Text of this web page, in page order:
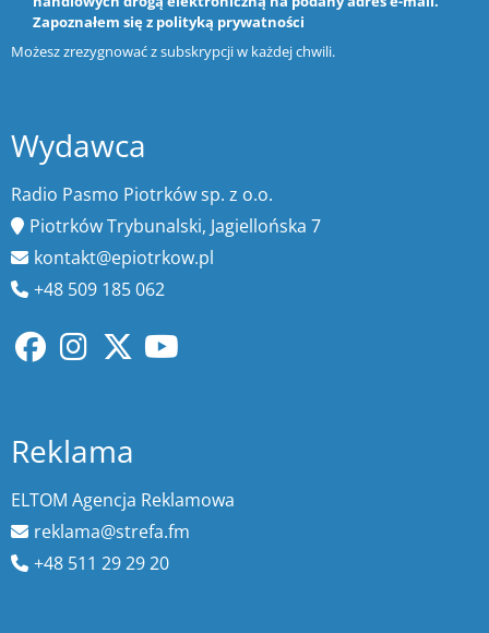
Zapoznałem się z polityką prywatności
Możesz zrezygnować z subskrypcji w każdej chwili.
Wydawca
Radio Pasmo Piotrków sp. z o.o.
Piotrków Trybunalski, Jagiellońska 7
kontakt@epiotrkow.pl
+48 509 185 062
Reklama
ELTOM Agencja Reklamowa
reklama@strefa.fm
+48 511 29 29 20